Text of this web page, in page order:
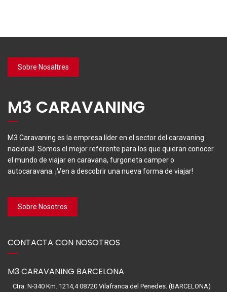
Sobre Nosaltres
M3 CARAVANING
M3 Caravaning es la empresa líder en el sector del caravaning
nacional. Somos el mejor referente para los que quieran conocer
el mundo de viajar en caravana, furgoneta camper o
autocaravana. ¡Ven a descobrir una nueva forma de viajar!
Sobre Nosotros
CONTACTA CON NOSOTROS
M3 CARAVANING BARCELONA
Ctra. N-340 Km. 1214,4 08720 Vilafranca del Penedes. (BARCELONA)